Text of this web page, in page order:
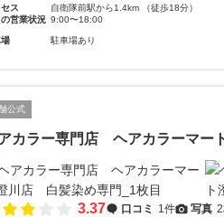
ス
自衛隊前駅から1.4km （徒歩18分）
営業状況 9:00〜18:00
駐車場あり
公式
カラー専門店 ヘアカラーマー
3.37 口コミ 1件 写真